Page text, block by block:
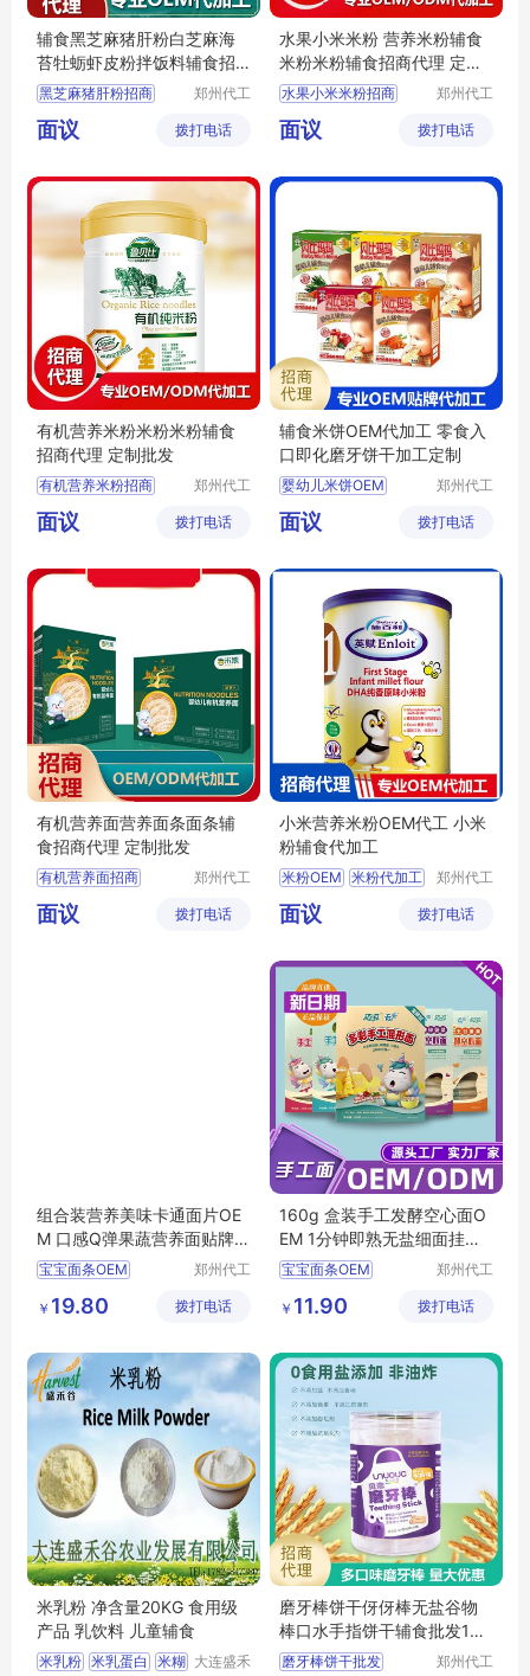
辅食黑芝麻猪肝粉白芝麻海
苔牡蛎虾皮粉拌饭料辅食招
商代理 批发定制
黑芝麻猪肝粉招商
虾皮粉代理
郑州代工
技有限公
面议 拨打电话
水果小米米粉 营养米粉辅食
米粉米粉辅食招商代理 定制
批发
水果小米米粉招商
水果小米米粉批发
小米辅食代理
宝宝米粉定制
郑州代工
技有限公
面议 拨打电话
有机营养米粉米粉米粉辅食
招商代理 定制批发
有机营养米粉招商
有机营养米粉代理
有机营养米粉定制
婴儿米粉定制
郑州代工
技有限公
面议 拨打电话
辅食米饼OEM代加工 零食入
口即化磨牙饼干加工定制
婴幼儿米饼OEM
婴幼儿米饼代加工
婴幼儿米饼加工定制
磨牙饼干代加工
郑州代工
技有限公
面议 拨打电话
有机营养面营养面条面条辅
食招商代理 定制批发
有机营养面招商
有机营养面代理
婴幼儿面条批发
郑州代工
技有限公
面议 拨打电话
小米营养米粉OEM代工 小米
粉辅食代加工
米粉OEM 米粉代加工
小米辅食批发
米粉定制
郑州代工
技有限公
面议 拨打电话
组合装营养美味卡通面片OE
M 口感Q弹果蔬营养面贴牌代
工
宝宝面条OEM
宝宝面条贴牌代工
辅食OEM
郑州代工
技有限公
￥ 19.80 拨打电话
160g 盒装手工发酵空心面O
EM 1分钟即熟无盐细面挂面
代加工
宝宝面条OEM
宝宝面条贴牌代工
郑州代工
技有限公
￥ 11.90 拨打电话
米乳粉 净含量20KG 食用级
产品 乳饮料 儿童辅食
米乳粉 米乳蛋白
米糊 大连盛禾
磨牙棒饼干伢伢棒无盐谷物
棒口水手指饼干辅食批发100
g罐
磨牙棒饼干批发
郑州代工